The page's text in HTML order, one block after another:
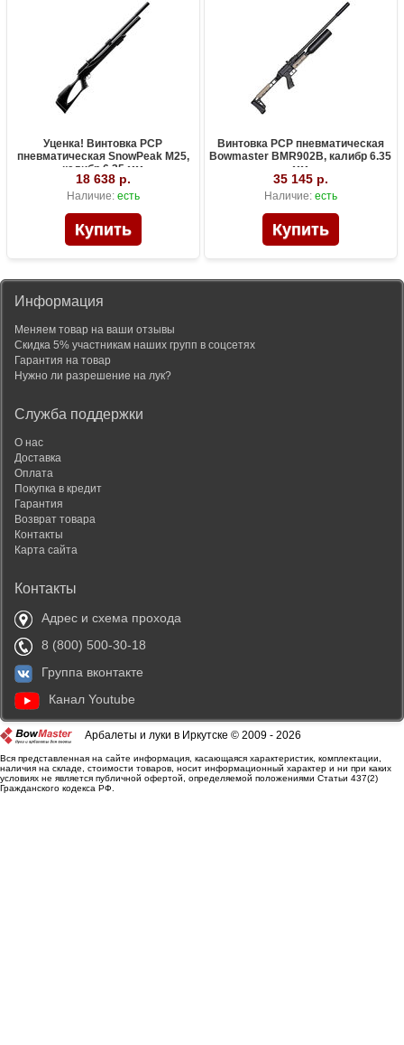
Уценка! Винтовка PCP
пневматическая SnowPeak M25,
калибр 6.35 мм
18 638 р.
Наличие: есть
Винтовка PCP пневматическая
Bowmaster BMR902B, калибр 6.35
мм
35 145 р.
Наличие: есть
Информация
Меняем товар на ваши отзывы
Скидка 5% участникам наших групп в соцсетях
Гарантия на товар
Нужно ли разрешение на лук?
Служба поддержки
О нас
Доставка
Оплата
Покупка в кредит
Гарантия
Возврат товара
Контакты
Карта сайта
Контакты
Адрес и схема прохода
8 (800) 500-30-18
Группа вконтакте
Канал Youtube
Арбалеты и луки в Иркутске © 2009 - 2026
Вся представленная на сайте информация, касающаяся характеристик, комплектации,
наличия на складе, стоимости товаров, носит информационный характер и ни при каких
условиях не является публичной офертой, определяемой положениями Статьи 437(2)
Гражданского кодекса РФ.